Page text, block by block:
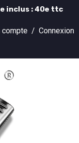
inclus : 40e ttc
compte / Connexion